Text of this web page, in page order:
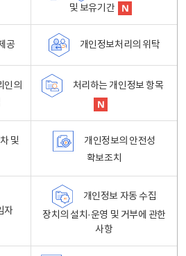
및 보유기간
공 개인정보처리의 위탁
인의
처리하는 개인정보 항목
및
개인정보의 안전성
확보조치
자
개인정보 자동 수집
장치의 설치·운영 및 거부에 관한
사항